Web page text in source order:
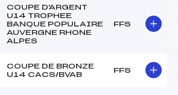
COUPE D'ARGENT
U14 TROPHEE
BANQUE POPULAIRE
AUVERGNE RHONE
ALPES
FFS
COUPE DE BRONZE
U14 CACS/BVAB
FFS